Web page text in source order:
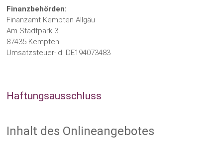
Finanzbehörden:
Finanzamt Kempten Allgäu
Am Stadtpark 3
87435 Kempten
Umsatzsteuer-Id: DE194073483
Haftungsausschluss
Inhalt des Onlineangebotes